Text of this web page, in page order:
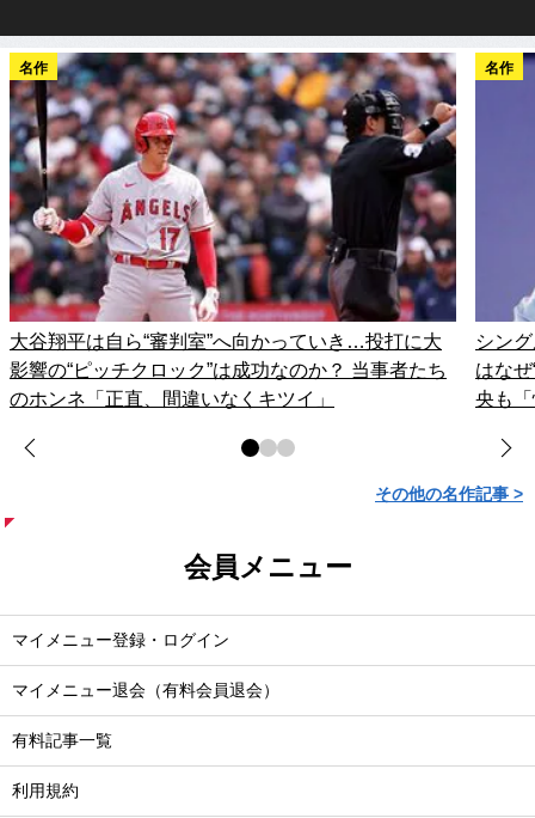
名作
大谷翔平は自ら“審判室”へ向かっていき…投打に大
影響の“ピッチクロック”は成功なのか？ 当事者たち
のホンネ「正直、間違いなくキツイ」
名作
シン
はな
央も
その他の名作記事 >
会員メニュー
マイメニュー登録・ログイン
マイメニュー退会（有料会員退会）
有料記事一覧
利用規約